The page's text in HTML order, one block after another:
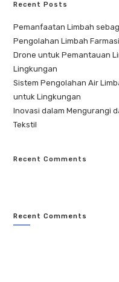
Recent Posts
Pemanfaatan Limbah
Pengolahan Limbah
Drone untuk Pemantauan
Lingkungan
Sistem Pengolahan Air
untuk Lingkungan
Inovasi dalam Mengurangi
Tekstil
Recent Comments
Recent Comments